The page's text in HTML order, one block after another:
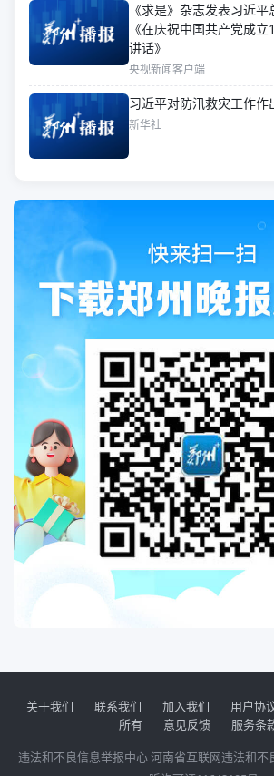
《求是》杂志发表习近
《在庆祝中国共产党成
讲话》
央视新闻客户端
习近平对防汛救灾工作作
新华社
关于我们 联系我们 加入我们 用户协
所有
意见反馈
服务条
违法和不良信息举报中心河南省互联网违法和不